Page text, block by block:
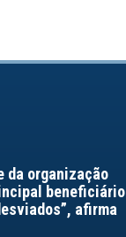
da organização
beneficiário
afirma